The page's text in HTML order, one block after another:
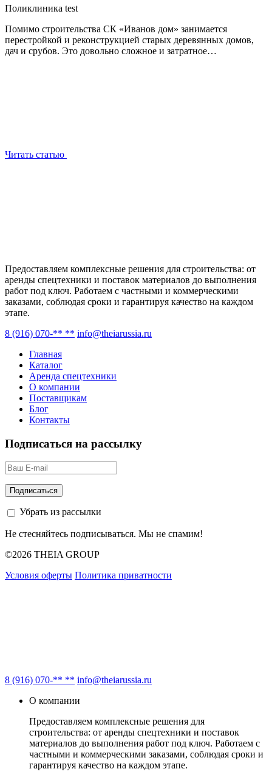
Поликлиника test
Помимо строительства СК «Иванов дом» занимается
перестройкой и реконструкцией старых деревянных домов,
дач и срубов. Это довольно сложное и затратное…
Читать статью
Предоставляем комплексные решения для строительства: от
аренды спецтехники и поставок материалов до выполнения
работ под ключ. Работаем с частными и коммерческими
заказами, соблюдая сроки и гарантируя качество на каждом
этапе.
8 (916) 070-** ** info@theiarussia.ru
Главная
Каталог
Аренда спецтехники
О компании
Поставщикам
Блог
Контакты
Подписаться на рассылку
Убрать из рассылки
Не стесняйтесь подписываться. Мы не спамим!
©2026 THEIA GROUP
Условия оферты Политика приватности
8 (916) 070-** ** info@theiarussia.ru
О компании
Предоставляем комплексные решения для
строительства: от аренды спецтехники и поставок
материалов до выполнения работ под ключ. Работаем с
частными и коммерческими заказами, соблюдая сроки и
гарантируя качество на каждом этапе.